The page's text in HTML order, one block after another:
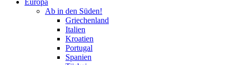
Europa
Ab in den Süden!
Griechenland
Italien
Kroatien
Portugal
Spanien